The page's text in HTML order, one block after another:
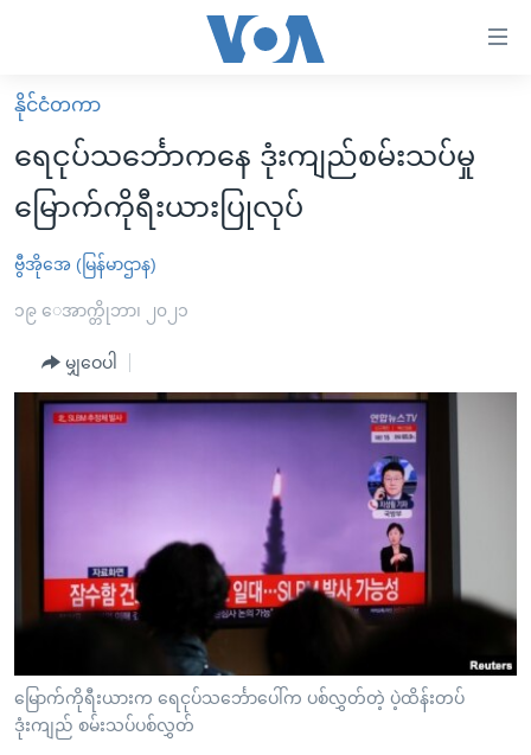
လွယ်ကူ
စေ
သည့်
Link
များ
ပင်မ
ကျော်
စာမျက်နှာ
သို့
ကြည့်
ရန်
မူလစာမျက်နှာ
မြန်မာ
ကမ္ဘာ့သတင်းများ
နိုင်ငံတကာ
အစ္စရေး-ပါလက်စတိုင်း
ဗွီဒီယို
အင်္ဂလိပ်စာလေ့လာမယ်
အမေရိကန်သုံးအီဒီယံ
သုတပဒေသာ အင်္ဂလိပ်စာ
အပတ်စဉ်ကဏ္ဍများ
ရေဒီယိုနှင့်ရုပ်သံ အချက်အလက်များ
Learning English
ဗွီအိုအေ လူမှုကွန်ယက်များ
နိုင်ငံတကာ
ရေငုပ်သင်္ဘောကနေ ဒုံးကျည်စမ်းသပ်မှု
မြောက်ကိုရီးယားပြုလုပ်
ဗွီအိုအေ (မြန်မာဌာန)
၁၉ ေအာက္တိုဘာ၊ ၂၀၂၁
မျှဝေပါ
မြောက်ကိုရီးယားက ရေငုပ်သင်္ဘောပေါ်က ပစ်လွှတ်တဲ့ ပဲ့ထိန်းတပ်
ဒုံးကျည် စမ်းသပ်ပစ်လွှတ်